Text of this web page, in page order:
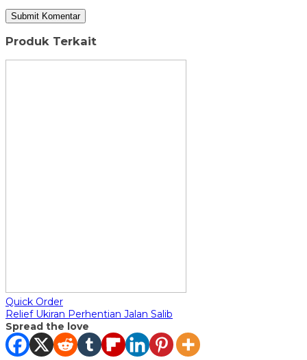
Produk Terkait
Quick Order
Relief Ukiran Perhentian Jalan Salib
Spread the love